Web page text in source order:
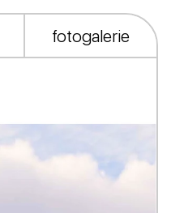
fotogalerie